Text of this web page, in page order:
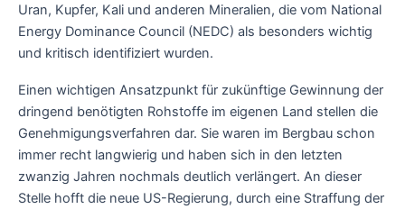
Uran, Kupfer, Kali und anderen Mineralien, die vom National
Energy Dominance Council (NEDC) als besonders wichtig
und kritisch identifiziert wurden.
Einen wichtigen Ansatzpunkt für zukünftige Gewinnung der
dringend benötigten Rohstoffe im eigenen Land stellen die
Genehmigungsverfahren dar. Sie waren im Bergbau schon
immer recht langwierig und haben sich in den letzten
zwanzig Jahren nochmals deutlich verlängert. An dieser
Stelle hofft die neue US-Regierung, durch eine Straffung der